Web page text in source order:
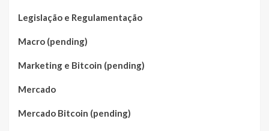
Legislação e Regulamentação
Macro (pending)
Marketing e Bitcoin (pending)
Mercado
Mercado Bitcoin (pending)